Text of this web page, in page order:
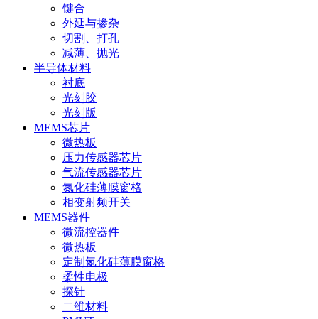
键合
外延与掺杂
切割、打孔
减薄、抛光
半导体材料
衬底
光刻胶
光刻版
MEMS芯片
微热板
压力传感器芯片
气流传感器芯片
氮化硅薄膜窗格
相变射频开关
MEMS器件
微流控器件
微热板
定制氮化硅薄膜窗格
柔性电极
探针
二维材料